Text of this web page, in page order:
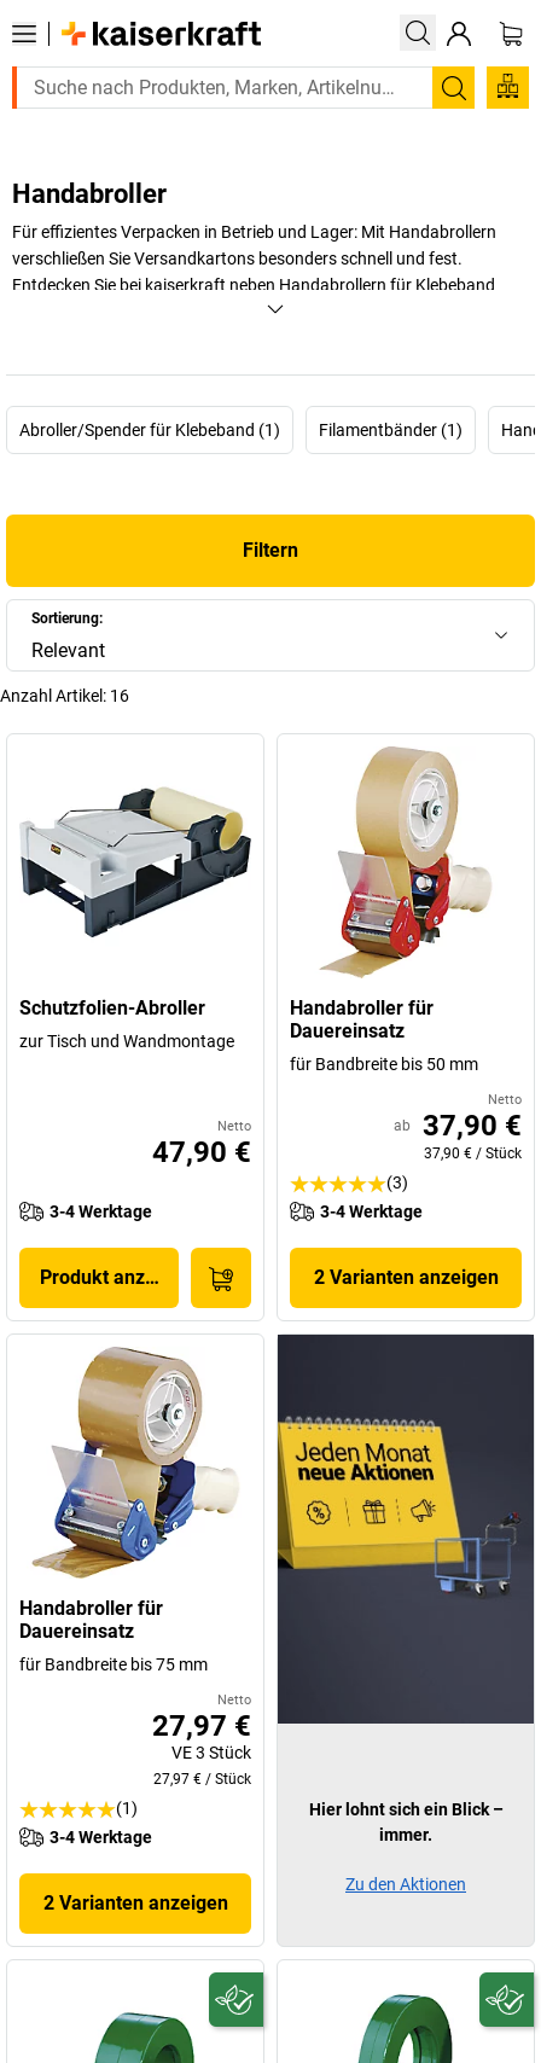
Suchen
Handabroller
Für effizientes Verpacken in Betrieb und Lager: Mit Handabrollern
verschließen Sie Versandkartons besonders schnell und fest.
Entdecken Sie bei kaiserkraft neben Handabrollern für Klebeband
auch Modelle für Stretchfolie oder Filamentband – für sicher
Abroller/Spender für Klebeband (1) Filamentbänder (1)
Filtern
Sortierung:
Relevant
Anzahl Artikel: 16
Schutzfolien-Abroller
zur Tisch und Wandmontage
Netto
47,90 €
3-4 Werktage
Produkt anzeigen
Handabroller für
Dauereinsatz
für Bandbreite bis 50 mm
Netto
ab 37,90 €
37,90 € / Stück
(3)
3-4 Werktage
2 Varianten anzeigen
Handabroller für
Dauereinsatz
für Bandbreite bis 75 mm
Netto
27,97 €
VE3 Stück
27,97 € / Stück
(1)
3-4 Werktage
2 Varianten anzeigen
Hier lohnt sich ein Blick –
immer.
Zu den Aktionen